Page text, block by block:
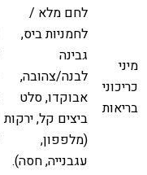
מיני
כריכוני
בריאות
לחם מלא /
לחמניות ביס,
גבינה
לבנה/צהובה,
אבוקדו, סלט
ביצים קל, ירקות
(מלפפון,
עגבנייה, חסה).